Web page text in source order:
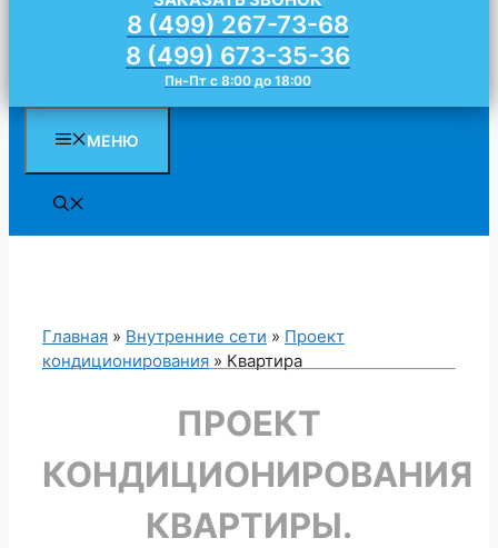
8 (499) 267-73-68
8 (499) 673-35-36
Пн-Пт с 8:00 до 18:00
МЕНЮ
Главная » Внутренние сети » Проект
кондиционирования » Квартира
ПРОЕКТ
КОНДИЦИОНИРОВАНИЯ
КВАРТИРЫ.